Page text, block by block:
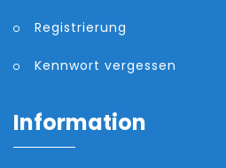
Registrierung
Kennwort vergessen
Information